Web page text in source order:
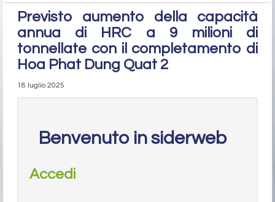
Previsto aumento della capacità
annua di HRC a 9 milioni di
tonnellate con il completamento di
Hoa Phat Dung Quat 2
18 luglio 2025
Benvenuto in siderweb
Accedi